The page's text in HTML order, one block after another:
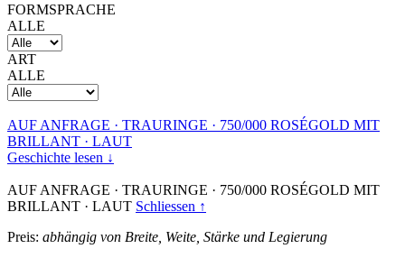
FORMSPRACHE
ALLE
ART
ALLE
AUF ANFRAGE · TRAURINGE · 750/000 ROSÉGOLD MIT
BRILLANT · LAUT
Geschichte lesen ↓
AUF ANFRAGE · TRAURINGE · 750/000 ROSÉGOLD MIT
BRILLANT · LAUT Schliessen ↑
Preis: abhängig von Breite, Weite, Stärke und Legierung